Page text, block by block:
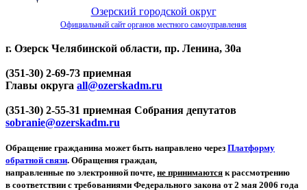
Озерский городской округ
Официальный сайт органов местного самоуправления
г. Озерск Челябинской области, пр. Ленина, 30а
(351-30) 2-69-73 приемная
Главы округа all@ozerskadm.ru
(351-30) 2-55-31 приемная Собрания депутатов
sobranie@ozerskadm.ru
Обращение гражданина может быть направлено через Платформу
обратной связи. Обращения граждан,
направленные по электронной почте, не принимаются к рассмотрению
в соответствии с требованиями Федерального закона от 2 мая 2006 года